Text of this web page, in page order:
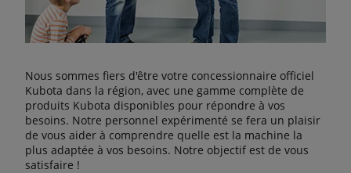
Nous sommes fiers d'être votre concessionnaire officiel
Kubota dans la région, avec une gamme complète de
produits Kubota disponibles pour répondre à vos
besoins. Notre personnel expérimenté se fera un plaisir
de vous aider à comprendre quelle est la machine la
plus adaptée à vos besoins. Notre objectif est de vous
satisfaire !